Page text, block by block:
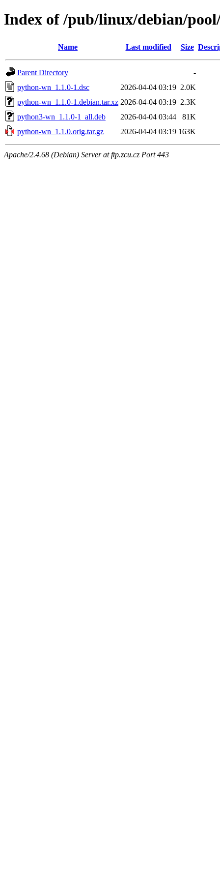
Index of /pub/linux/debian/
Name Last modified Size
Parent Directory
-
python-wn_1.1.0-1.dsc
2026-04-04 03:19 2.0K
python-wn_1.1.0-1.debian.tar.xz 2026-04-04 03:19 2.3K
python3-wn_1.1.0-1_all.deb
2026-04-04 03:44
81K
python-wn_1.1.0.orig.tar.gz
2026-04-04 03:19 163K
Apache/2.4.68 (Debian) Server at ftp.zcu.cz Port 443